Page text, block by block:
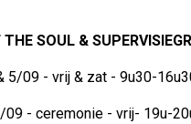
SOUL &
5/09 - vrij & zat - 9u30-
09 - ceremonie - vrij- 19u-